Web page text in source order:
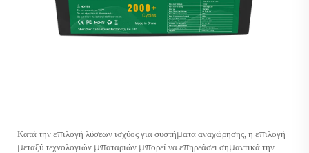
Κατά την επιλογή λύσεων ισχύος για συστήματα αναχώρησης, η επιλογή
μεταξύ τεχνολογιών μπαταριών μπορεί να επηρεάσει σημαντικά την